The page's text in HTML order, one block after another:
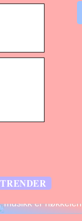
TRENDER
musikk er nøkkelen